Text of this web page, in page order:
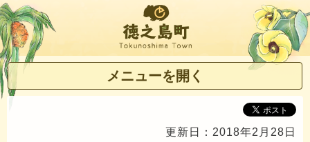
徳之島町
メニューを開く
更新日：2018年2月28日